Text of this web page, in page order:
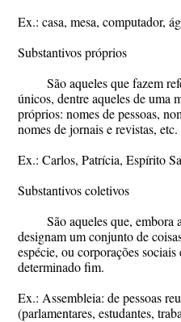
Ex.: casa, mesa, computador,
Substantivos próprios
São aqueles que fazem
únicos, dentre aqueles de uma
próprios: nomes de pessoas,
nomes de jornais e revistas, etc.
Ex.: Carlos, Patrícia, Espírito
Substantivos coletivos
São aqueles que, embora
designam um conjunto de
espécie, ou corporações
determinado fim.
Ex.: Assembleia: de pessoas
(parlamentares, estudantes,